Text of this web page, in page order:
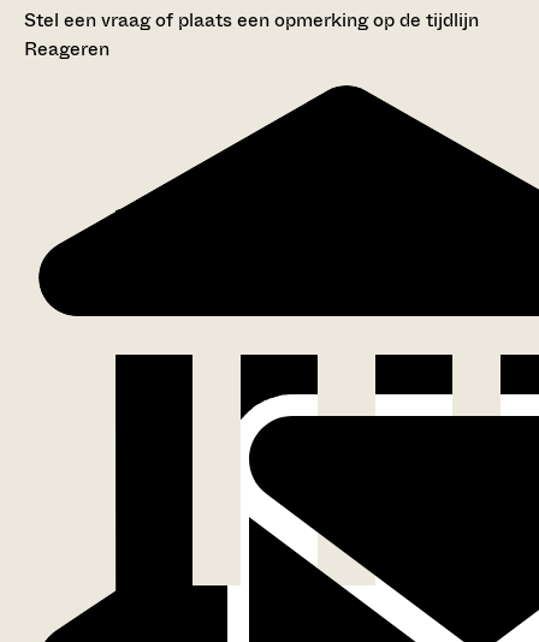
Stel een vraag of plaats een opmerking op de tijdlijn
Reageren